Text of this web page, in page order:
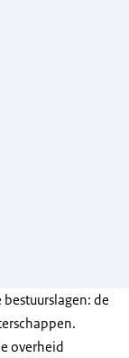
de
overheid